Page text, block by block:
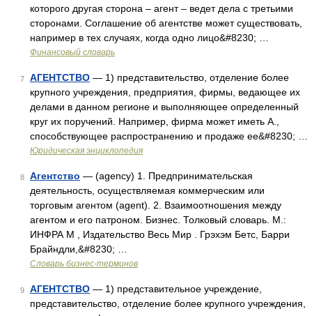
которого другая сторона – агент – ведет дела с третьими
сторонами. Соглашение об агентстве может существовать,
например в тех случаях, когда одно лицо&#8230; …
Финансовый словарь
7 АГЕНТСТВО — 1) представительство, отделение более
крупного учреждения, предприятия, фирмы, ведающее их
делами в данном регионе и выполняющее определенный
круг их поручений. Например, фирма может иметь А.,
способствующее распространению и продаже ее&#8230; …
Юридическая энциклопедия
8 Агентство — (agency) 1. Предпринимательская
деятельность, осуществляемая коммерческим или
торговым агентом (agent). 2. Взаимоотношения между
агентом и его патроном. Бизнес. Толковый словарь. М.:
ИНФРА М , Издательство Весь Мир . Грэхэм Бетс, Барри
Брайндли,&#8230; …
Словарь бизнес-терминов
9 АГЕНТСТВО — 1) представительное учреждение,
представительство, отделение более крупного учреждения,